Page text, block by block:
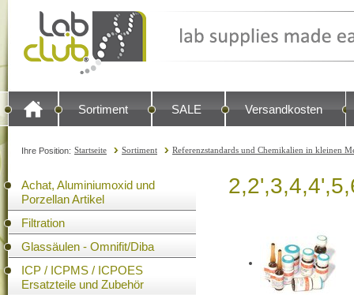
Sortiment SALE Versandkosten
Ihre Position: Startseite Sortiment Referenzstandards und Chemikalien in kleinen
Achat, Aluminiumoxid und
Porzellan Artikel
Filtration
Glassäulen - Omnifit/Diba
ICP / ICPMS / ICPOES
Ersatzteile und Zubehör